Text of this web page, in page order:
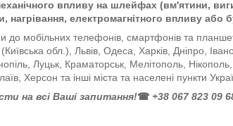
впливу на шлейфах (вм'ятини,
нагрівання, електромагнітного впливу або
до мобільних телефонів, смартфонів та
обл.), Львів, Одеса, Харків, Дніпро,
Луцьк, Краматорськ, Мелітополь,
Херсон та інші міста та населені пункти
на всі Ваші запитання!☎ +38 067 823 09